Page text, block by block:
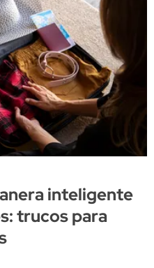
inteligente
trucos para